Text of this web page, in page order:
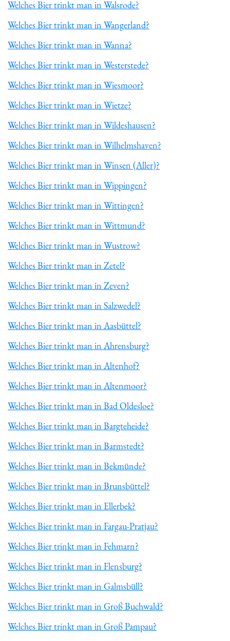
Welches Bier trinkt man in Walsrode?
Welches Bier trinkt man in Wangerland?
Welches Bier trinkt man in Wanna?
Welches Bier trinkt man in Westerstede?
Welches Bier trinkt man in Wiesmoor?
Welches Bier trinkt man in Wietze?
Welches Bier trinkt man in Wildeshausen?
Welches Bier trinkt man in Wilhelmshaven?
Welches Bier trinkt man in Winsen (Aller)?
Welches Bier trinkt man in Wippingen?
Welches Bier trinkt man in Wittingen?
Welches Bier trinkt man in Wittmund?
Welches Bier trinkt man in Wustrow?
Welches Bier trinkt man in Zetel?
Welches Bier trinkt man in Zeven?
Welches Bier trinkt man in Salzwedel?
Welches Bier trinkt man in Aasbüttel?
Welches Bier trinkt man in Ahrensburg?
Welches Bier trinkt man in Altenhof?
Welches Bier trinkt man in Altenmoor?
Welches Bier trinkt man in Bad Oldesloe?
Welches Bier trinkt man in Bargteheide?
Welches Bier trinkt man in Barmstedt?
Welches Bier trinkt man in Bekmünde?
Welches Bier trinkt man in Brunsbüttel?
Welches Bier trinkt man in Ellerbek?
Welches Bier trinkt man in Fargau-Pratjau?
Welches Bier trinkt man in Fehmarn?
Welches Bier trinkt man in Flensburg?
Welches Bier trinkt man in Galmsbüll?
Welches Bier trinkt man in Groß Buchwald?
Welches Bier trinkt man in Groß Pampau?